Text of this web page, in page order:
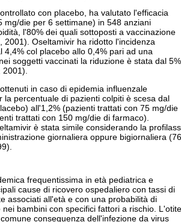
con placebo, ha valutato l'efficacia
mg/die per 6 settimane) in 548 anziani
l'80% dei quali sottoposti a vaccinazione
2001). Oseltamivir ha ridotto l'incidenza
4,4% col placebo allo 0,4% pari ad una
soggetti vaccinati la riduzione è stata dal 5%
in caso di epidemia influenzale
la percentuale di pazienti colpiti è scesa dal
all'1,2% (pazienti trattati con 75 mg/die
trattati con 150 mg/die di farmaco).
è stata simile considerando la
giornaliera oppure bigiornaliera (76
frequentissima in età pediatrica e
cause di ricovero ospedaliero con tassi di
associati all'età e con una probabilità di
bambini con specifici fattori a rischio. L'otite
conseguenza dell'infezione da virus